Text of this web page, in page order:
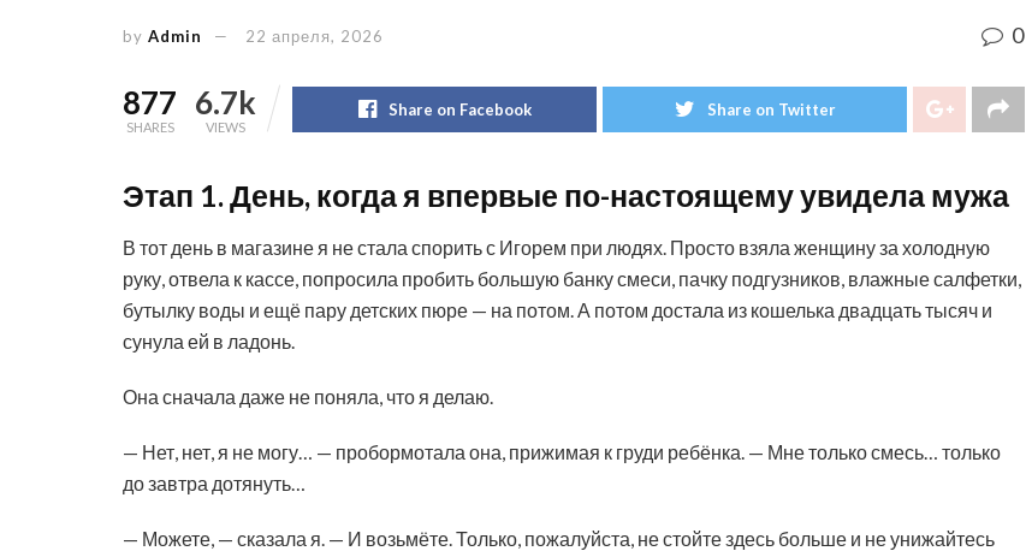
by Admin 22 апреля, 2026 0
877
SHARES
6.7k
VIEWS
Share on Facebook Share on Twitter
Этап 1. День, когда я впервые по-настоящему увидела мужа
В тот день в магазине я не стала спорить с Игорем при людях. Просто взяла женщину за холодную
руку, отвела к кассе, попросила пробить большую банку смеси, пачку подгузников, влажные салфетки,
бутылку воды и ещё пару детских пюре — на потом. А потом достала из кошелька двадцать тысяч и
сунула ей в ладонь.
Она сначала даже не поняла, что я делаю.
— Нет, нет, я не могу… — пробормотала она, прижимая к груди ребёнка. — Мне только смесь… только
до завтра дотянуть…
— Можете, — сказала я. — И возьмёте. Только, пожалуйста, не стойте здесь больше и не унижайтесь